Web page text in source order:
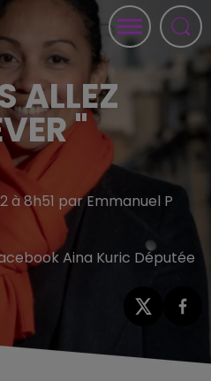
ALLEZ
"
à 8h51 par Emmanuel P
Aina Kuric Députée